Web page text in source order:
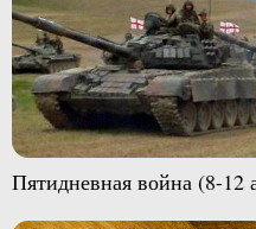
Пятидневная война (8-12